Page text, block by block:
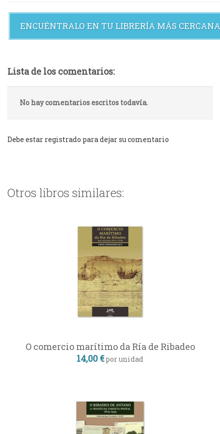
ENCUÉNTRALO EN TU LIBRERÍA MÁS
Lista de los comentarios:
No hay comentarios escritos todavía.
Debe estar registrado para dejar su comentario
Otros libros similares:
O comercio marítimo da Ría de Ribadeo
14,00 € por unidad